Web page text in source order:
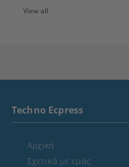
View all
Techno Ecpress
Αρχική
Σχετικά με εμάς